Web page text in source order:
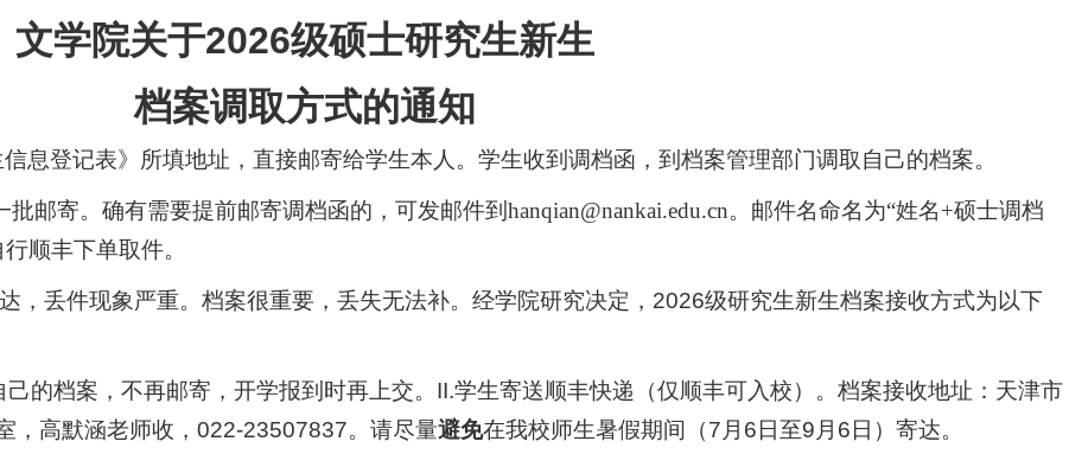
文学院关于2026级硕士研究生新生
档案调取方式的通知
息登记表》 所填地址，直接邮寄给学生本人。学生收到调档函，到档案管理部门调取自己的档案。
批邮寄。确有需要提前邮寄调档函的，可发邮件到 hanqian@nankai.edu.cn。邮件名命名为“姓名+硕士调档
顺丰下单取件。
，丢件现象严重。档案很重要，丢失无法补。经学院研究决定，2026级研究生新生档案接收方式为以下
的档案，不再邮寄，开学报到时再上交。 II.学生寄送顺丰快递 （仅顺丰可入校） 。 档案接收地址：天津市
高默涵老师收，022-23507837。 请尽量避免在我校师生暑假期间（7月6日至9月6日）寄达。